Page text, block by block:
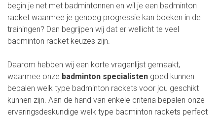
begin je net met badmintonnen en wil je een badminton
racket waarmee je genoeg progressie kan boeken in de
trainingen? Dan begrijpen wij dat er wellicht te veel
badminton racket keuzes zijn.
Daarom hebben wij een korte vragenlijst gemaakt,
waarmee onze badminton specialisten goed kunnen
bepalen welk type badminton rackets voor jou geschikt
kunnen zijn. Aan de hand van enkele criteria bepalen onze
ervaringsdeskundige welk type badminton rackets perfect